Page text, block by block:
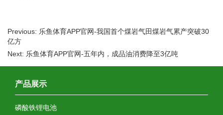
Previous: 乐鱼体育APP官网-我国首个煤岩气田煤岩气累产突破30
亿方
Next: 乐鱼体育APP官网-五年内，成品油消费降至3亿吨
产品展示
磷酸铁锂电池